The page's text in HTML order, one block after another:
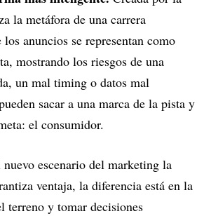
la metáfora de una carrera
anuncios se representan como
mostrando los riesgos de una
un mal timing o datos mal
sacar a una marca de la pista y
el consumidor.
escenario del marketing la
ventaja, la diferencia está en la
terreno y tomar decisiones